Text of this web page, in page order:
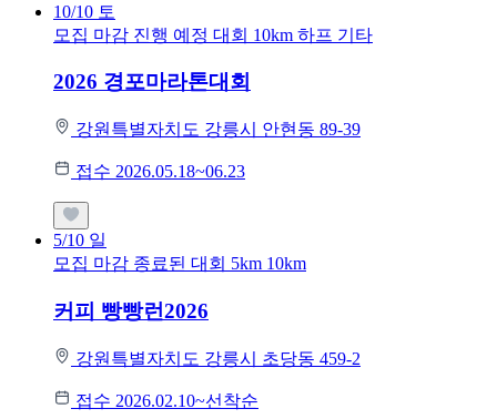
10/10 토
모집 마감 진행 예정 대회 10km 하프 기타
2026 경포마라톤대회
강원특별자치도 강릉시 안현동 89-39
접수 2026.05.18~06.23
5/10 일
모집 마감 종료된 대회 5km 10km
커피 빵빵런2026
강원특별자치도 강릉시 초당동 459-2
접수 2026.02.10~선착순